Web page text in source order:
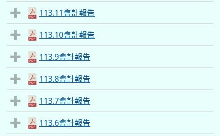
113.11會計報告
113.10會計報告
113.9會計報告
113.8會計報告
113.7會計報告
113.6會計報告